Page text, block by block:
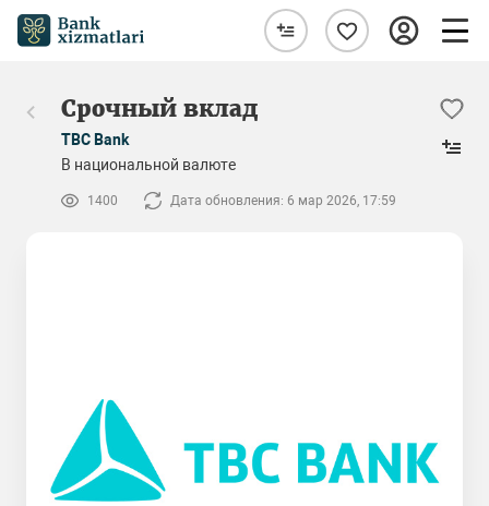
Срочный вклад
TBC Bank
В национальной валюте
1400 Дата обновления: 6 мар 2026, 17:59